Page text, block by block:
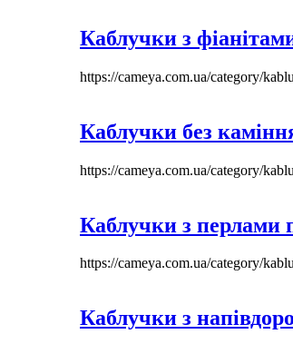
Каблучки з
https://cameya.com.ua/category/
Каблучки без
https://cameya.com.ua/category/
Каблучки з перлами
https://cameya.com.ua/category/
Каблучки з